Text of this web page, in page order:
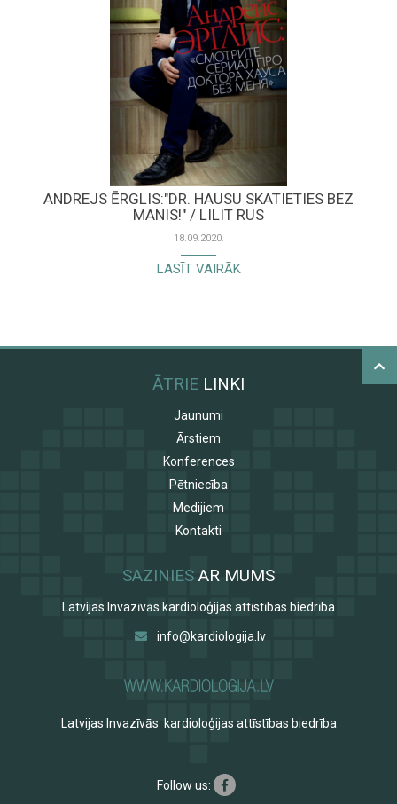
ANDREJS ĒRGLIS:"DR. HAUSU SKATIETIES BEZ
MANIS!" / LILIT RUS
18.09.2020.
LASĪT VAIRĀK
ĀTRIE LINKI
Jaunumi
Ārstiem
Konferences
Pētniecība
Medijiem
Kontakti
SAZINIES AR MUMS
Latvijas Invazīvās kardioloģijas attīstības biedrība
info@kardiologija.lv
Latvijas Invazīvās kardioloģijas attīstības biedrība
Follow us: